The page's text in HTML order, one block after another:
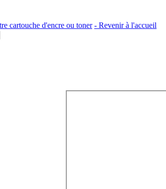
cartouche d'encre ou toner - Revenir à l'accueil